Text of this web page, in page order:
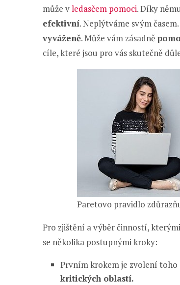
může vledasčem pomoci. Díky
efektivní. Neplýtváme svým
vyváženě. Může vám zásadně
cíle, které jsou pro vás skutečně
Paretovo pravidlo
Pro zjištění a výběr činností,
se několika postupnými kroky:
Prvním krokem je zvolení
kritických oblastí.